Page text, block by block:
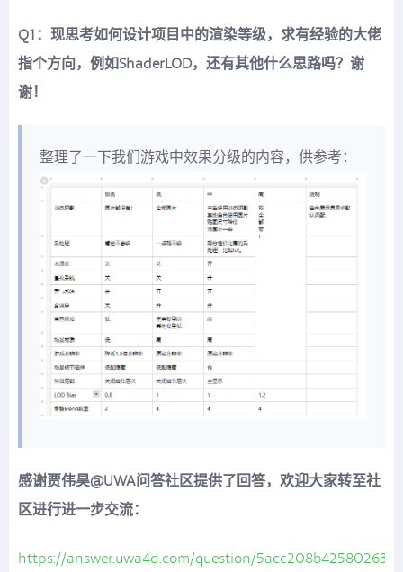
Q1：现思考如何设计项目中的渲染等级，求有经验的大佬
指个方向，例如ShaderLOD，还有其他什么思路吗？谢
谢！
整理了一下我们游戏中效果分级的内容，供参考：
感谢贾伟昊@UWA问答社区提供了回答，欢迎大家转至社
区进行进一步交流：
https://answer.uwa4d.com/question/